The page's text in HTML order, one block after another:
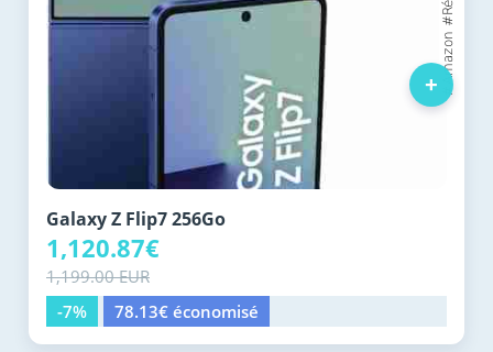
Galaxy Z Flip7 256Go
1,120.87€
1,199.00 EUR
-7%
78.13€ économisé
+